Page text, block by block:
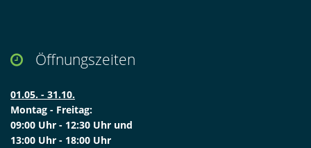
 Öffnungszeiten
01.05. - 31.10.
Montag - Freitag:
09:00 Uhr - 12:30 Uhr und
13:00 Uhr - 18:00 Uhr